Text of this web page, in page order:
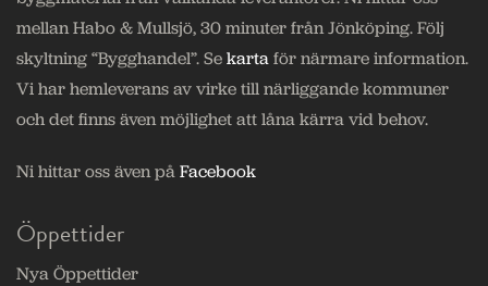
mellan Habo & Mullsjö, 30 minuter från Jönköping. Följ
skyltning “Bygghandel”. Sekartaför närmare information.
Vi har hemleverans av virke till närliggande kommuner
och det finns även möjlighet att låna kärra vid behov.
Ni hittar oss även påFacebook
Öppettider
Nya Öppettider